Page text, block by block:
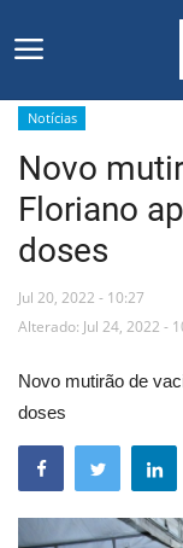
Início
Editais
Floriano
Mural de Licitações
Notícias
Vídeos
Notícias
Novo
Floriano
doses
Jul 20, 2022 - 10:27
Alterado: Jul 24, 2022 -
Novo mutirão de
doses